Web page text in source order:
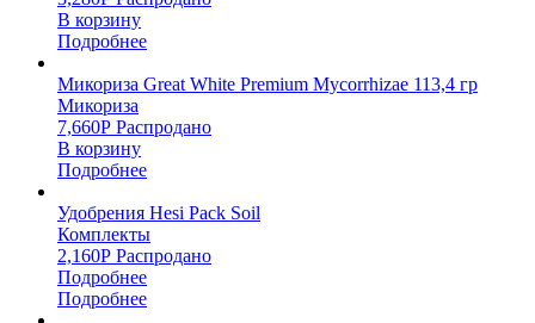
В корзину
Подробнее
Микориза Great White Premium Mycorrhizae 113,4 гр
Микориза
7,660Р Распродано
В корзину
Подробнее
Удобрения Hesi Pack Soil
Комплекты
2,160Р Распродано
Подробнее
Подробнее